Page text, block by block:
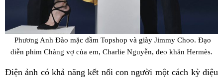
Phương Anh Đào mặc đầm Topshop và giày Jimmy Choo. Đạo
diễn phim Chàng vợ của em, Charlie Nguyễn, đeo khăn Hermès.
Điện ảnh có khả năng kết nối con người một cách kỳ diệu